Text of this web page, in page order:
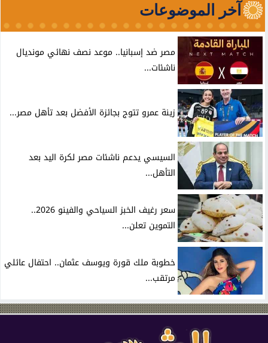
آخر الموضوعات
مصر ضد إسبانيا.. موعد نصف نهائي مونديال
ناشئات...
زينة عمرو تتوج بجائزة الأفضل بعد تأهل مصر...
السيسي يدعم ناشئات مصر لكرة اليد بعد
التأهل...
سعر رغيف الخبز السياحي والفينو 2026..
التموين تعلن...
خطوبة ملك قورة ويوسف عثمان.. احتفال عائلي
مرتقب...